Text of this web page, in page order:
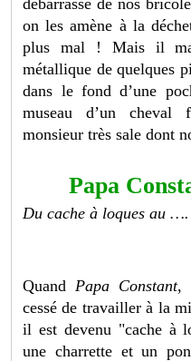
on les amène à la
plus mal ! Mais il
métallique de quelques
dans le fond d’une
museau d’un
monsieur très sale dont
Papa
Du cache à loques au ….
Quand Papa Constant,
cessé de travailler à la
il est devenu "cache à
une charrette et un